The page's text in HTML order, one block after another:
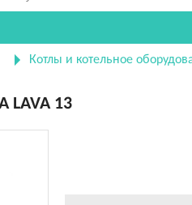
Котлы и котельное
13